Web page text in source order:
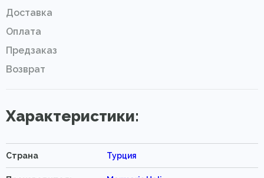
Доставка
Оплата
Предзаказ
Возврат
Характеристики:
Страна Турция